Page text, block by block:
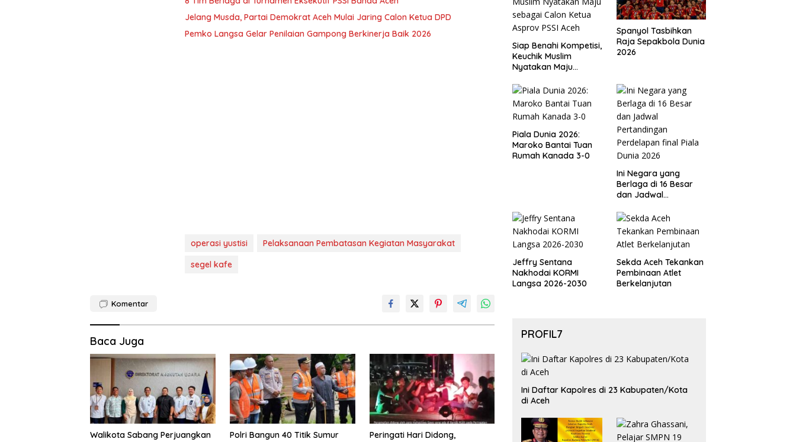
Jelang Musda, Partai Demokrat Aceh Mulai Jaring Calon Ketua DPD
Pemko Langsa Gelar Penilaian Gampong Berkinerja Baik 2026
operasi yustisi
Pelaksanaan Pembatasan Kegiatan Masyarakat
segel kafe
Komentar
Baca Juga
Walikota Sabang Perjuangkan
Polri Bangun 40 Titik Sumur
Peringati Hari Didong,
Siap Benahi Kompetisi,
Keuchik Muslim
Nyatakan Maju
Asprov PSSI Aceh
Spanyol Tasbihkan
Raja Sepakbola Dunia
2026
Piala Dunia 2026:
Maroko Bantai Tuan
Rumah Kanada 3-0
Ini Negara yang
Berlaga di 16 Besar
dan Jadwal
Perdelapan final Piala
Dunia 2026
Jeffry Sentana
Nakhodai KORMI
Langsa 2026-2030
Sekda Aceh Tekankan
Pembinaan Atlet
Berkelanjutan
PROFIL7
Ini Daftar Kapolres di 23 Kabupaten/Kota
di Aceh